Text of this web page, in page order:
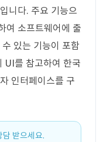
니다. 주요 기능으
여 소프트웨어에 출
있는 기능이 포함
UI를 참고하여 한국
인터페이스를 구
담 받으세요.